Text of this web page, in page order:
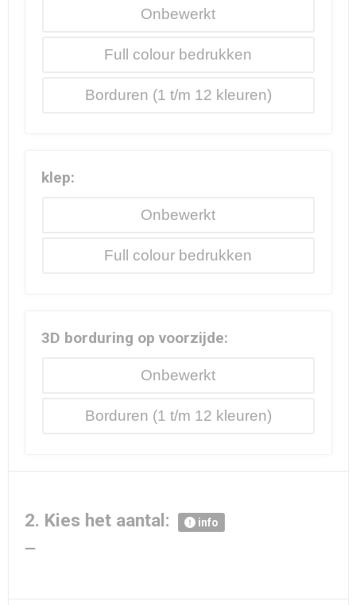
Onbewerkt
Borduren
Full colour
klep:
Onbewerkt
Full colour
3D borduring op voorzijde:
Onbewerkt
Borduren
2. Kies het aantal: info